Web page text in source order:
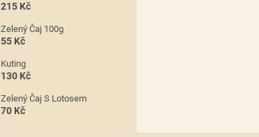
215 Kč
Zelený Čaj 100g
55 Kč
Kuting
130 Kč
Zelený Čaj S Lotosem
70 Kč